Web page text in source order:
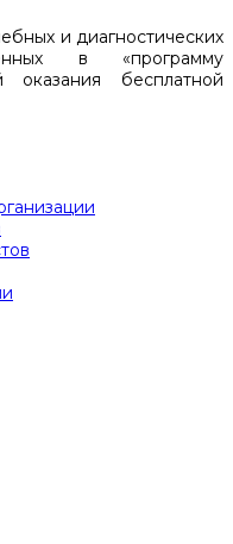
и диагностических
в «программу
оказания бесплатной